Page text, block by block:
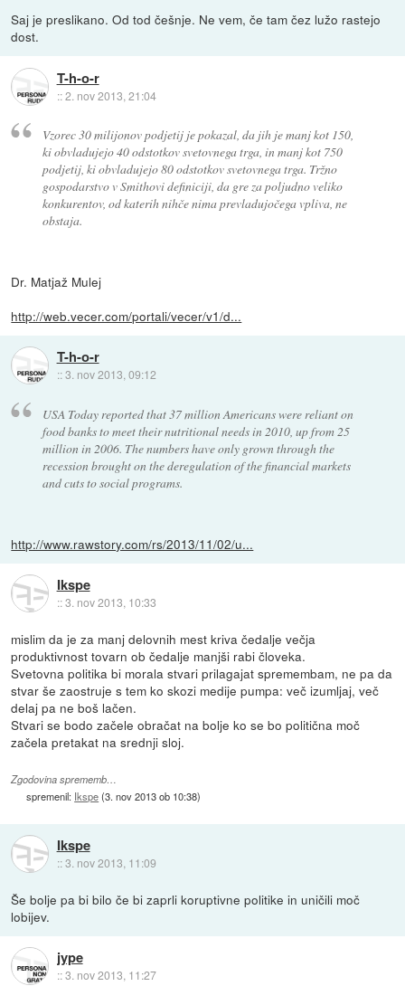
Saj je preslikano. Od tod češnje. Ne vem, če tam čez lužo rastejo
dost.
T-h-o-r
::2. nov 2013, 21:04
Vzorec 30 milijonov podjetij je pokazal, da jih je manj kot 150,
ki obvladujejo 40 odstotkov svetovnega trga, in manj kot 750
podjetij, ki obvladujejo 80 odstotkov svetovnega trga. Tržno
gospodarstvo v Smithovi definiciji, da gre za poljudno veliko
konkurentov, od katerih nihče nima prevladujočega vpliva, ne
obstaja.
Dr. Matjaž Mulej
http://web.vecer.com/portali/vecer/v1/d...
T-h-o-r
::3. nov 2013, 09:12
USA Today reported that 37 million Americans were reliant on
food banks to meet their nutritional needs in 2010, up from 25
million in 2006. The numbers have only grown through the
recession brought on the deregulation of the financial markets
and cuts to social programs.
http://www.rawstory.com/rs/2013/11/02/u...
Ikspe
::3. nov 2013, 10:33
mislim da je za manj delovnih mest kriva čedalje večja
produktivnost tovarn ob čedalje manjši rabi človeka.
Svetovna politika bi morala stvari prilagajat spremembam, ne pa da
stvar še zaostruje s tem ko skozi medije pumpa: več izumljaj, več
delaj pa ne boš lačen.
Stvari se bodo začele obračat na bolje ko se bo politična moč
začela pretakat na srednji sloj.
Zgodovina sprememb…
spremenil: Ikspe(3. nov 2013 ob 10:38)
Ikspe
::3. nov 2013, 11:09
Še bolje pa bi bilo če bi zaprli koruptivne politike in uničili moč
lobijev.
jype
::3. nov 2013, 11:27